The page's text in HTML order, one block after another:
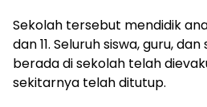
Sekolah tersebut mendidik
dan 11. Seluruh siswa, guru,
berada di sekolah telah
sekitarnya telah ditutup.